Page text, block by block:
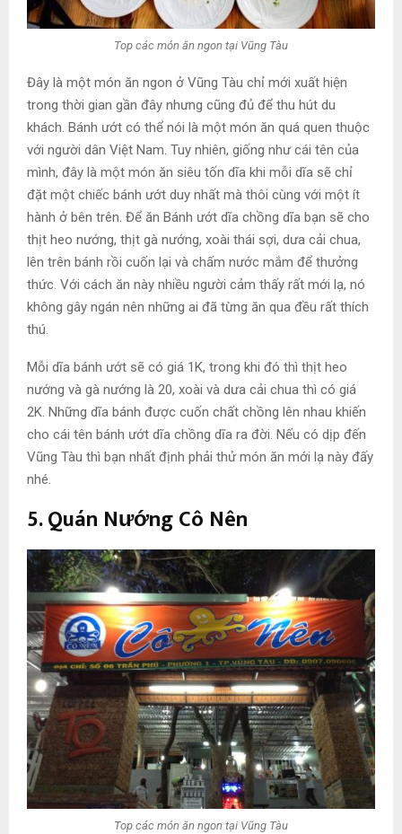
Top các món ăn ngon tại Vũng Tàu
Đây là một món ăn ngon ở Vũng Tàu chỉ mới xuất hiện
trong thời gian gần đây nhưng cũng đủ để thu hút du
khách. Bánh ướt có thể nói là một món ăn quá quen thuộc
với người dân Việt Nam. Tuy nhiên, giống như cái tên của
mình, đây là một món ăn siêu tốn dĩa khi mỗi dĩa sẽ chỉ
đặt một chiếc bánh ướt duy nhất mà thôi cùng với một ít
hành ở bên trên. Để ăn Bánh ướt dĩa chồng dĩa bạn sẽ cho
thịt heo nướng, thịt gà nướng, xoài thái sợi, dưa cải chua,
lên trên bánh rồi cuốn lại và chấm nước mắm để thưởng
thức. Với cách ăn này nhiều người cảm thấy rất mới lạ, nó
không gây ngán nên những ai đã từng ăn qua đều rất thích
thú.
Mỗi dĩa bánh ướt sẽ có giá 1K, trong khi đó thì thịt heo
nướng và gà nướng là 20, xoài và dưa cải chua thì có giá
2K. Những dĩa bánh được cuốn chất chồng lên nhau khiến
cho cái tên bánh ướt dĩa chồng dĩa ra đời. Nếu có dịp đến
Vũng Tàu thì bạn nhất định phải thử món ăn mới lạ này đấy
nhé.
5. Quán Nướng Cô Nên
Top các món ăn ngon tại Vũng Tàu